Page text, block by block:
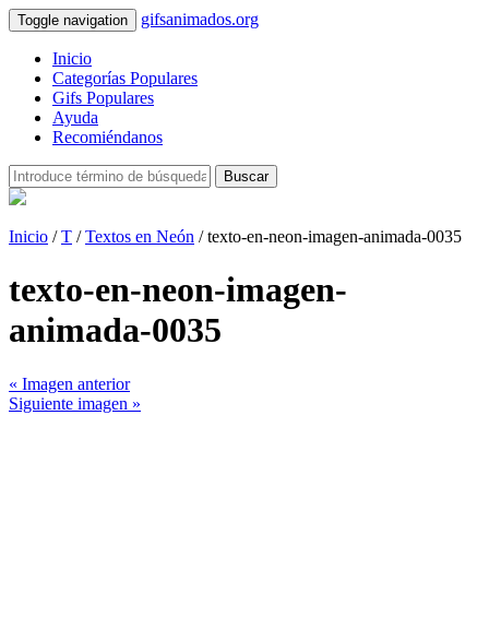
Toggle navigation gifsanimados.org
Inicio
Categorías Populares
Gifs Populares
Ayuda
Recomiéndanos
Buscar
Inicio /T /Textos en Neón / texto-en-neon-imagen-animada-0035
texto-en-neon-imagen-
animada-0035
« Imagen anterior
Siguiente imagen »